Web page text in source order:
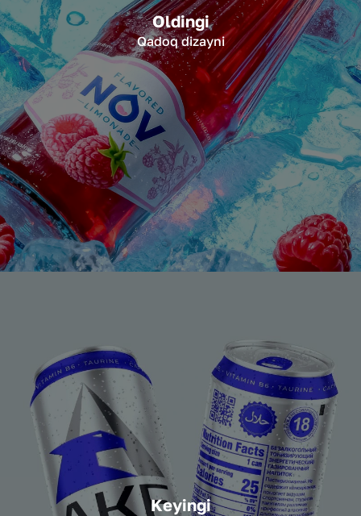
Oldingi
Qadoq dizayni
Keyingi